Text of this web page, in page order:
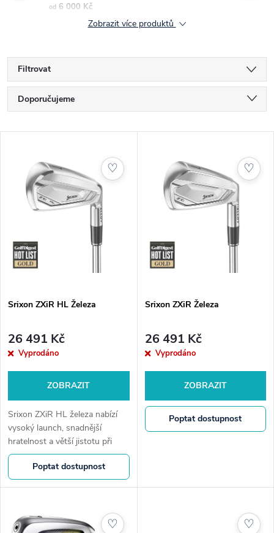
od 6 000 Kč
Zobrazit více produktů
Filtrovat
Ř
a
r
o
d
u
k
t
Doporučujeme
Nejprodávanější
Abecedně
s
p
r
o
u
k
t
ů
Srixon ZXiR HL Železa
26 491 Kč
Vyprodáno
ZOBRAZIT
Srixon ZXiR HL železa nabízí
vysoký launch, snadnější
hratelnost a větší jistotu při
každé ráně.🛍️ Golfshop4you.cz
– u nás nejste jen objednávka.
Osobní přístup • Odborné...
Poptat dostupnost
♡
Srixon ZXiR Železa
26 491 Kč
Vyprodáno
ZOBRAZIT
Poptat dostupnost
♡
♡ ♡